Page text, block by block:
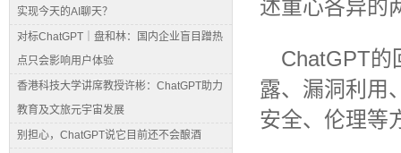
实现今天的AI聊天？
对标ChatGPT｜盘和林：国内企业盲目蹭热
点只会影响用户体验
香港科技大学讲席教授许彬：ChatGPT助力
教育及文旅元宇宙发展
别担心，ChatGPT说它目前还不会酿酒
述重心各异的
ChatGPT的
露、漏洞利用
安全、伦理等